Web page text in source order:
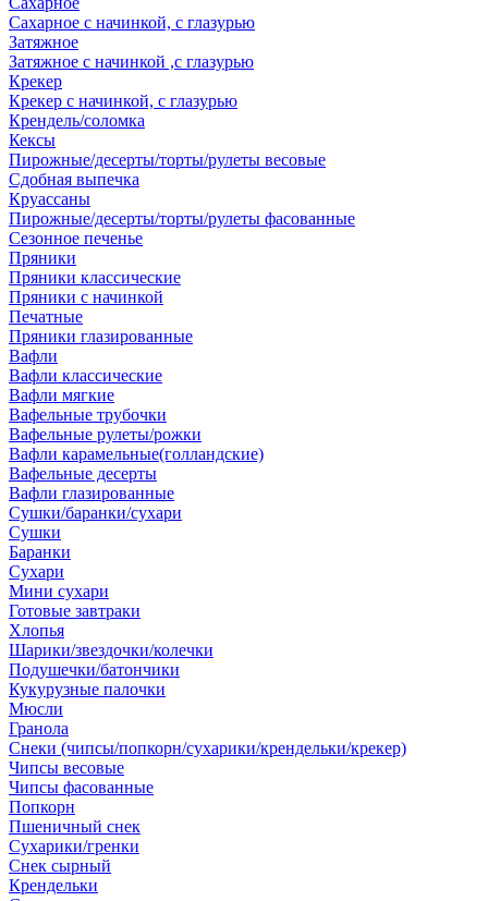
Сахарное с начинкой, с глазурью
Затяжное
Затяжное с начинкой ,с глазурью
Крекер
Крекер с начинкой, с глазурью
Крендель/соломка
Кексы
Пирожные/десерты/торты/рулеты весовые
Сдобная выпечка
Круассаны
Пирожные/десерты/торты/рулеты фасованные
Сезонное печенье
Пряники
Пряники классические
Пряники с начинкой
Печатные
Пряники глазированные
Вафли
Вафли классические
Вафли мягкие
Вафельные трубочки
Вафельные рулеты/рожки
Вафли карамельные(голландские)
Вафельные десерты
Вафли глазированные
Сушки/баранки/сухари
Сушки
Баранки
Сухари
Мини сухари
Готовые завтраки
Хлопья
Шарики/звездочки/колечки
Подушечки/батончики
Кукурузные палочки
Мюсли
Гранола
Снеки (чипсы/попкорн/сухарики/крендельки/крекер)
Чипсы весовые
Чипсы фасованные
Попкорн
Пшеничный снек
Сухарики/гренки
Снек сырный
Крендельки